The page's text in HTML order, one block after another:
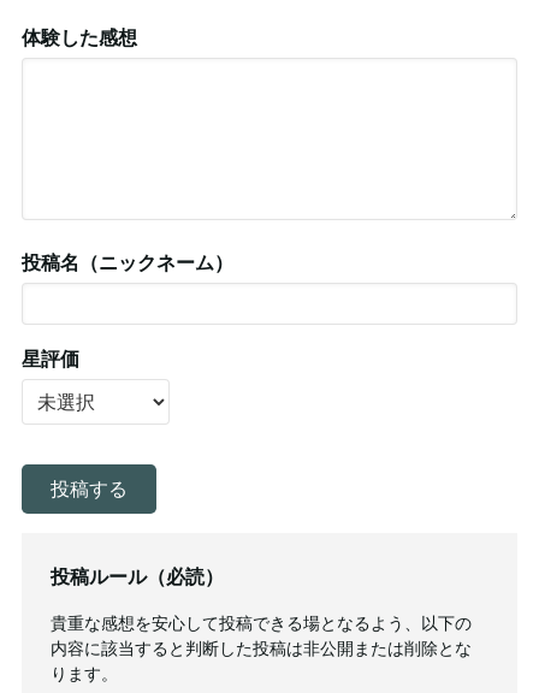
体験した感想
投稿名（ニックネーム）
星評価
投稿ルール（必読）
貴重な感想を安心して投稿できる場となるよう、以下の
内容に該当すると判断した投稿は非公開または削除とな
ります。